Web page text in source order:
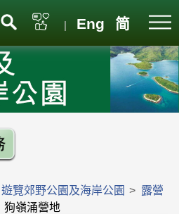
| Eng 简
遊覽郊野公園及海岸公園 > 露營
狗嶺涌營地